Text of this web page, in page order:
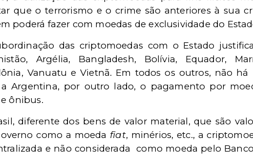
que o terrorismo e o crime são anteriores à sua
poderá fazer com moedas de exclusividade do
das criptomoedas com o Estado
Argélia, Bangladesh, Bolívia, Equador,
Vanuatu e Vietnã. Em todos os outros, não
Argentina, por outro lado, o pagamento por
ônibus.
diferente dos bens de valor material, que são
como a moeda fiat, minérios, etc., a
e não considerada
como moeda pelo